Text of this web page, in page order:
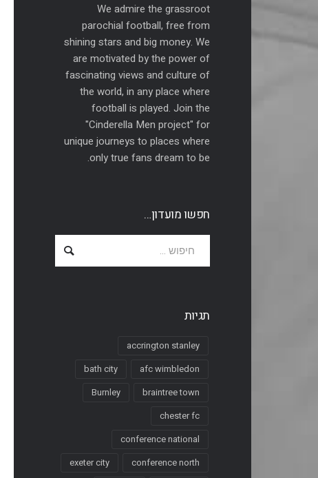
We admire the grassroot
parochial football, free from
shining stars and big money. We
are motivated by the power of
fascinating views and culture of
the world, in any place where
football is played. Join the
"Cinderella Men project" for
unique journeys to places where
only true fans dream to be.
חפשו מועדון…
תגיות
accrington stanley
afc wimbledon
bath city
braintree town
Burnley
chester fc
conference national
conference north
exeter city